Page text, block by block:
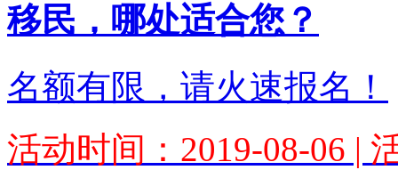
移民，哪处适合您？
名额有限，请火速报名！
活动时间：2019-08-06 |